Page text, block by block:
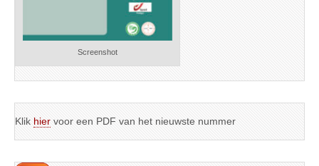
Screenshot
Klik hier voor een PDF van het nieuwste nummer